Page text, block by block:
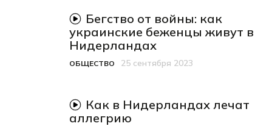
видеоматериал
Бегство от войны: как
украинские беженцы живут в
Нидерландах
Категория
ОБЩЕСТВО
Дата публикации
25 сентября 2023
видеоматериал
Как в Нидерландах лечат
аллегрию